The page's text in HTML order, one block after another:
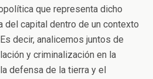
que representa dicho
del capital dentro de un contexto
decir, analicemos juntos de
y criminalización en la
defensa de la tierra y el